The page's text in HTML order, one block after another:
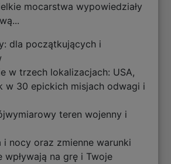
mocarstwa wypowiedziały
dla początkujących i
w trzech lokalizacjach: USA,
w 30 epickich misjach odwagi i
teren wojenny i
i nocy oraz zmienne warunki
wpływają na grę i Twoje